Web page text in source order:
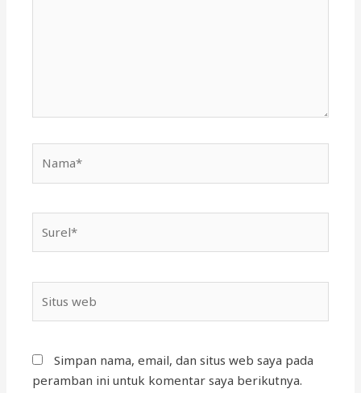
Simpan nama, email, dan situs web saya pada
peramban ini untuk komentar saya berikutnya.